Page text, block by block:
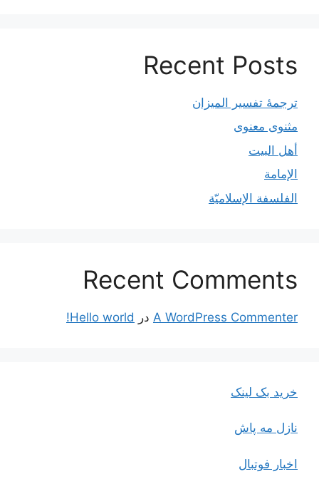
Recent Posts
ترجمۀ تفسیر المیزان
مثنوی معنوی
أهل البيت
الإمامة
الفلسفة الإسلاميّة
Recent Comments
A WordPress Commenter در Hello world!
خرید بک لینک
نازل مه پاش
اخبار فوتبال